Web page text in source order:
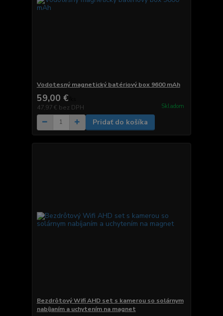
Vodotesný magnetický batériový box 9600 mAh
59,00 €
47,97 € bez DPH Skladom
Pridať do košíka
Bezdrôtový Wifi AHD set s kamerou so solárnym
nabíjaním a uchytením na magnet